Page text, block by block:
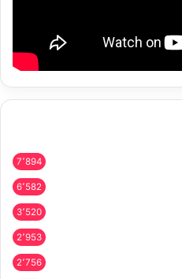
7٬894
6٬582
3٬520
2٬953
2٬756